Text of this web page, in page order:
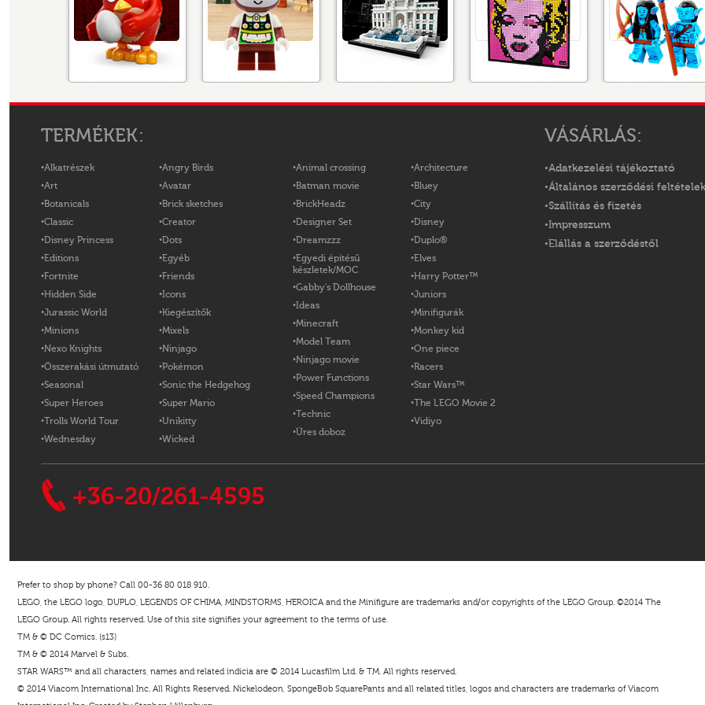
TERMÉKEK:
Alkatrészek
Art
Botanicals
Classic
Disney Princess
Editions
Fortnite
Hidden Side
Jurassic World
Minions
Nexo Knights
Összerakási útmutató
Seasonal
Super Heroes
Trolls World Tour
Wednesday
Angry Birds
Avatar
Brick sketches
Creator
Dots
Egyéb
Friends
Icons
Kiegészítők
Mixels
Ninjago
Pokémon
Sonic the Hedgehog
Super Mario
Unikitty
Wicked
Animal crossing
Batman movie
BrickHeadz
Designer Set
Dreamzzz
Egyedi építésű
készletek/MOC
Gabby's Dollhouse
Ideas
Minecraft
Model Team
Ninjago movie
Power Functions
Speed Champions
Technic
Üres doboz
Architecture
Bluey
City
Disney
Duplo®
Elves
Harry Potter™
Juniors
Minifigurák
Monkey kid
One piece
Racers
Star Wars™
The LEGO Movie 2
Vidiyo
VÁSÁRLÁS:
Adatkezelési tájékoztató
Általános szerződési feltételek
Szállítás és fizetés
Impresszum
Elállás a szerződéstől
+36-20/261-4595
Prefer to shop by phone? Call 00-36 80 018 910.
LEGO, the LEGO logo, DUPLO, LEGENDS OF CHIMA, MINDSTORMS, HEROICA and the Minifigure are trademarks and/or copyrights of the LEGO Group. ©2014 The
LEGO Group. All rights reserved. Use of this site signifies your agreement to the terms of use.
TM & © DC Comics. (s13)
TM & © 2014 Marvel & Subs.
STAR WARS™ and all characters, names and related indicia are © 2014 Lucasfilm Ltd. & TM. All rights reserved.
© 2014 Viacom International Inc. All Rights Reserved. Nickelodeon, SpongeBob SquarePants and all related titles, logos and characters are trademarks of Viacom